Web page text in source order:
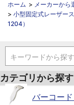
ホーム > メーカーから
> 小型固定式レーザー
1204）
キーワードから探す
カテゴリから探す
バーコー